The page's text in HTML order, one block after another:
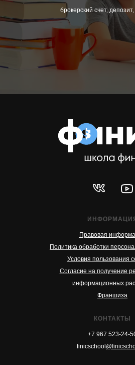
брокерский счет,
Правовая
Политика обработки
Условия пользования
Согласие на получение
информационных
Франшиза
КОНТАКТЫ
+7 967 523-24-
finicschool